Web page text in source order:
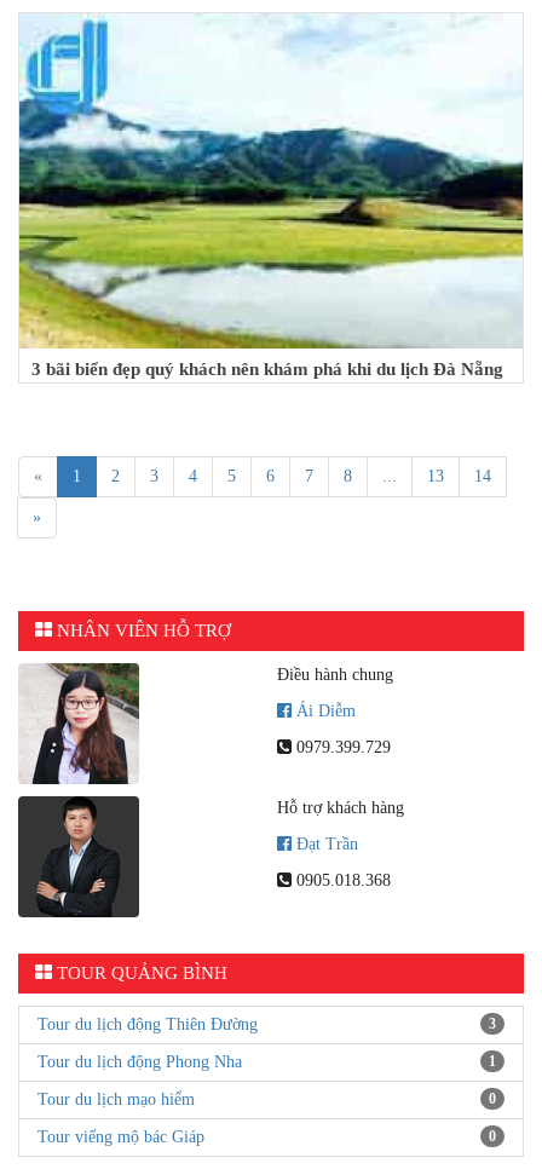
3 bãi biển đẹp quý khách nên khám phá khi du lịch Đà Nẵng
« 1 2 3 4 5 6 7 8 13 14
»
NHÂN VIÊN HỖ TRỢ
Điều hành chung
Ái Diễm
0979.399.729
Hỗ trợ khách hàng
Đạt Trần
0905.018.368
TOUR QUẢNG BÌNH
Tour du lịch động Thiên Đường 3
Tour du lịch động Phong Nha 1
Tour du lịch mạo hiểm 0
Tour viếng mộ bác Giáp 0